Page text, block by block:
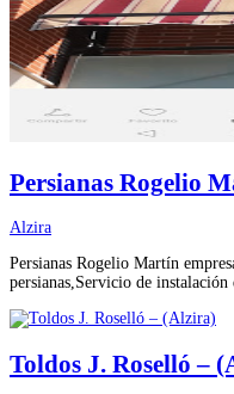
Persianas Rogelio
Alzira
Persianas Rogelio Martín
persianas,Servicio de
Toldos J. Roselló –